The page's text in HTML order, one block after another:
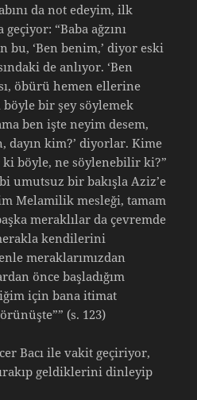
da not edeyim, ilk
“Baba ağzını
bu, ‘Ben benim,’ diyor eski
de anlıyor. ‘Ben
öbürü hemen ellerine
böyle bir şey söylemek
ben işte neyim desem,
dayın kim?’ diyorlar. Kime
böyle, ne söylenebilir ki?”
umutsuz bir bakışla Aziz’e
Melamilik mesleği, tamam
meraklılar da çevremde
kendilerini
meraklarımızdan
önce başladığım
için bana itimat
(s. 123)
Bacı ile vakit geçiriyor,
geldiklerini dinleyip